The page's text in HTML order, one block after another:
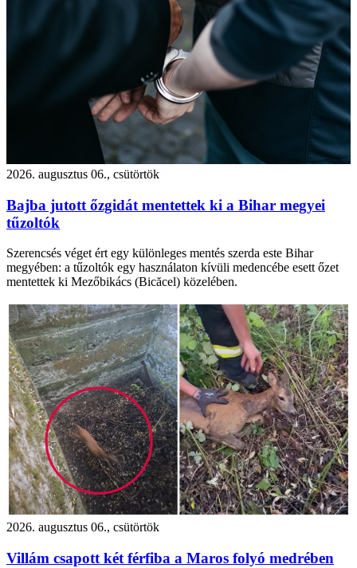
2026. augusztus 06., csütörtök
Bajba jutott őzgidát mentettek ki a Bihar megyei
tűzoltók
Szerencsés véget ért egy különleges mentés szerda este Bihar
megyében: a tűzoltók egy használaton kívüli medencébe esett őzet
mentettek ki Mezőbikács (Bicăcel) közelében.
2026. augusztus 06., csütörtök
Villám csapott két férfiba a Maros folyó medrében